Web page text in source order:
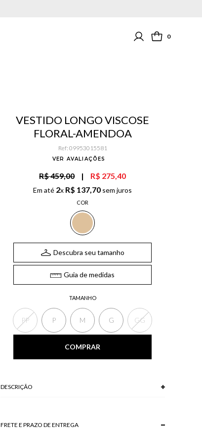
0
VESTIDO LONGO VISCOSE
FLORAL-AMENDOA
Ref: 09953015581
VER AVALIAÇÕES
R$ 459,00 | R$ 275,40
Em até 2x R$ 137,70 sem juros
COR
TAMANHO
PP P M G GG
Descubra seu tamanho
Guia de medidas
COMPRAR
DESCRIÇÃO
FRETE E PRAZO DE ENTREGA